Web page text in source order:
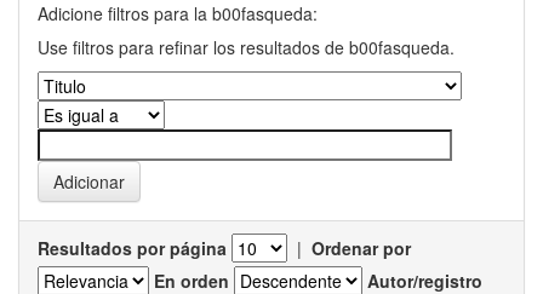
Adicione filtros para la b00fasqueda:
Use filtros para refinar los resultados de b00fasqueda.
Resultados por página | Ordenar por
En orden
Autor/registro